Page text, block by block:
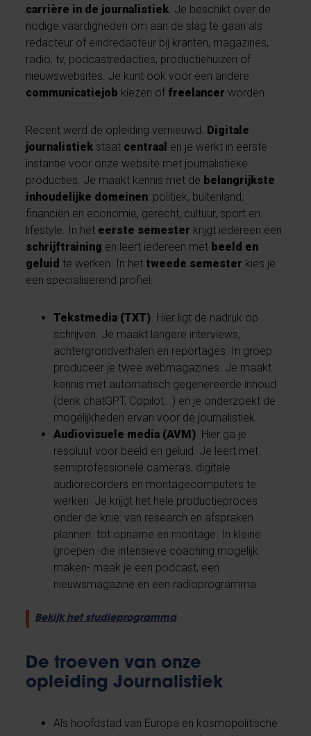
carrière in de journalistiek. Je beschikt over de
nodige vaardigheden om aan de slag te gaan als
redacteur of eindredacteur bij kranten, magazines,
radio, tv, podcastredacties, productiehuizen of
nieuwswebsites. Je kunt ook voor een andere
communicatiejob kiezen of freelancer worden.
Recent werd de opleiding vernieuwd. Digitale
journalistiek staat centraal en je werkt in eerste
instantie voor onze website met journalistieke
producties. Je maakt kennis met de belangrijkste
inhoudelijke domeinen: politiek, buitenland,
financiën en economie, gerecht, cultuur, sport en
lifestyle. In het eerste semester krijgt iedereen een
schrijftraining en leert iedereen met beeld en
geluid te werken. In het tweede semester kies je
een specialiserend profiel:
Tekstmedia (TXT). Hier ligt de nadruk op
schrijven. Je maakt langere interviews,
achtergrondverhalen en reportages. In groep
produceer je twee webmagazines. Je maakt
kennis met automatisch gegenereerde inhoud
(denk chatGPT, Copilot...) en je onderzoekt de
mogelijkheden ervan voor de journalistiek.
Audiovisuele media (AVM). Hier ga je
resoluut voor beeld en geluid. Je leert met
semiprofessionele camera’s, digitale
audiorecorders en montagecomputers te
werken. Je krijgt het hele productieproces
onder de knie: van research en afspraken
plannen tot opname en montage. In kleine
groepen -die intensieve coaching mogelijk
maken- maak je een podcast, een
nieuwsmagazine en een radioprogramma.
Bekijk het studieprogramma
De troeven van onze
opleiding Journalistiek
Als hoofdstad van Europa en kosmopolitische